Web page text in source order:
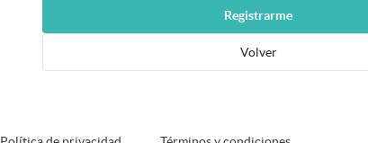
Registrarme
Volver